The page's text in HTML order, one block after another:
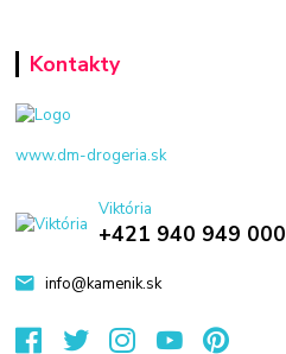
Kontakty
www.dm-drogeria.sk
Viktória
+421 940 949 000
info@kamenik.sk